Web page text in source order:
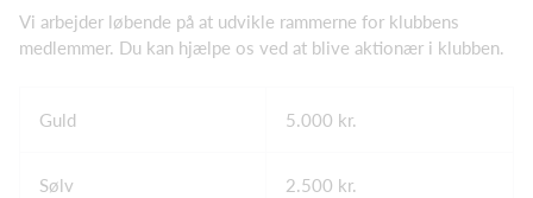
Vi arbejder løbende på at udvikle rammerne for klubbens
medlemmer. Du kan hjælpe os ved at blive aktionær i klubben.
Guld 5.000 kr.
Sølv 2.500 kr.